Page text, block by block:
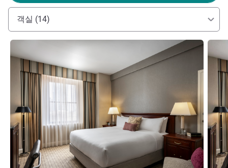
Rogers Centre, Hockey Hall of Fame, Eaton Centre and
Meridian Hall performing arts venue.
객실 (14)
세부 정보 보기 세부